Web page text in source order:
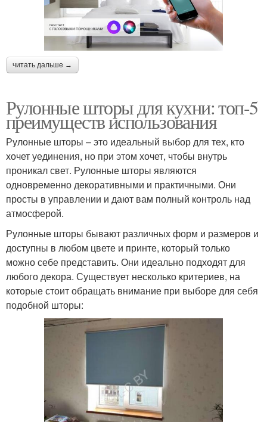
читать дальше →
Рулонные шторы для кухни: топ-5
преимуществ использования
Рулонные шторы – это идеальный выбор для тех, кто
хочет уединения, но при этом хочет, чтобы внутрь
проникал свет. Рулонные шторы являются
одновременно декоративными и практичными. Они
просты в управлении и дают вам полный контроль над
атмосферой.
Рулонные шторы бывают различных форм и размеров и
доступны в любом цвете и принте, который только
можно себе представить. Они идеально подходят для
любого декора. Существует несколько критериев, на
которые стоит обращать внимание при выборе для себя
подобной шторы: